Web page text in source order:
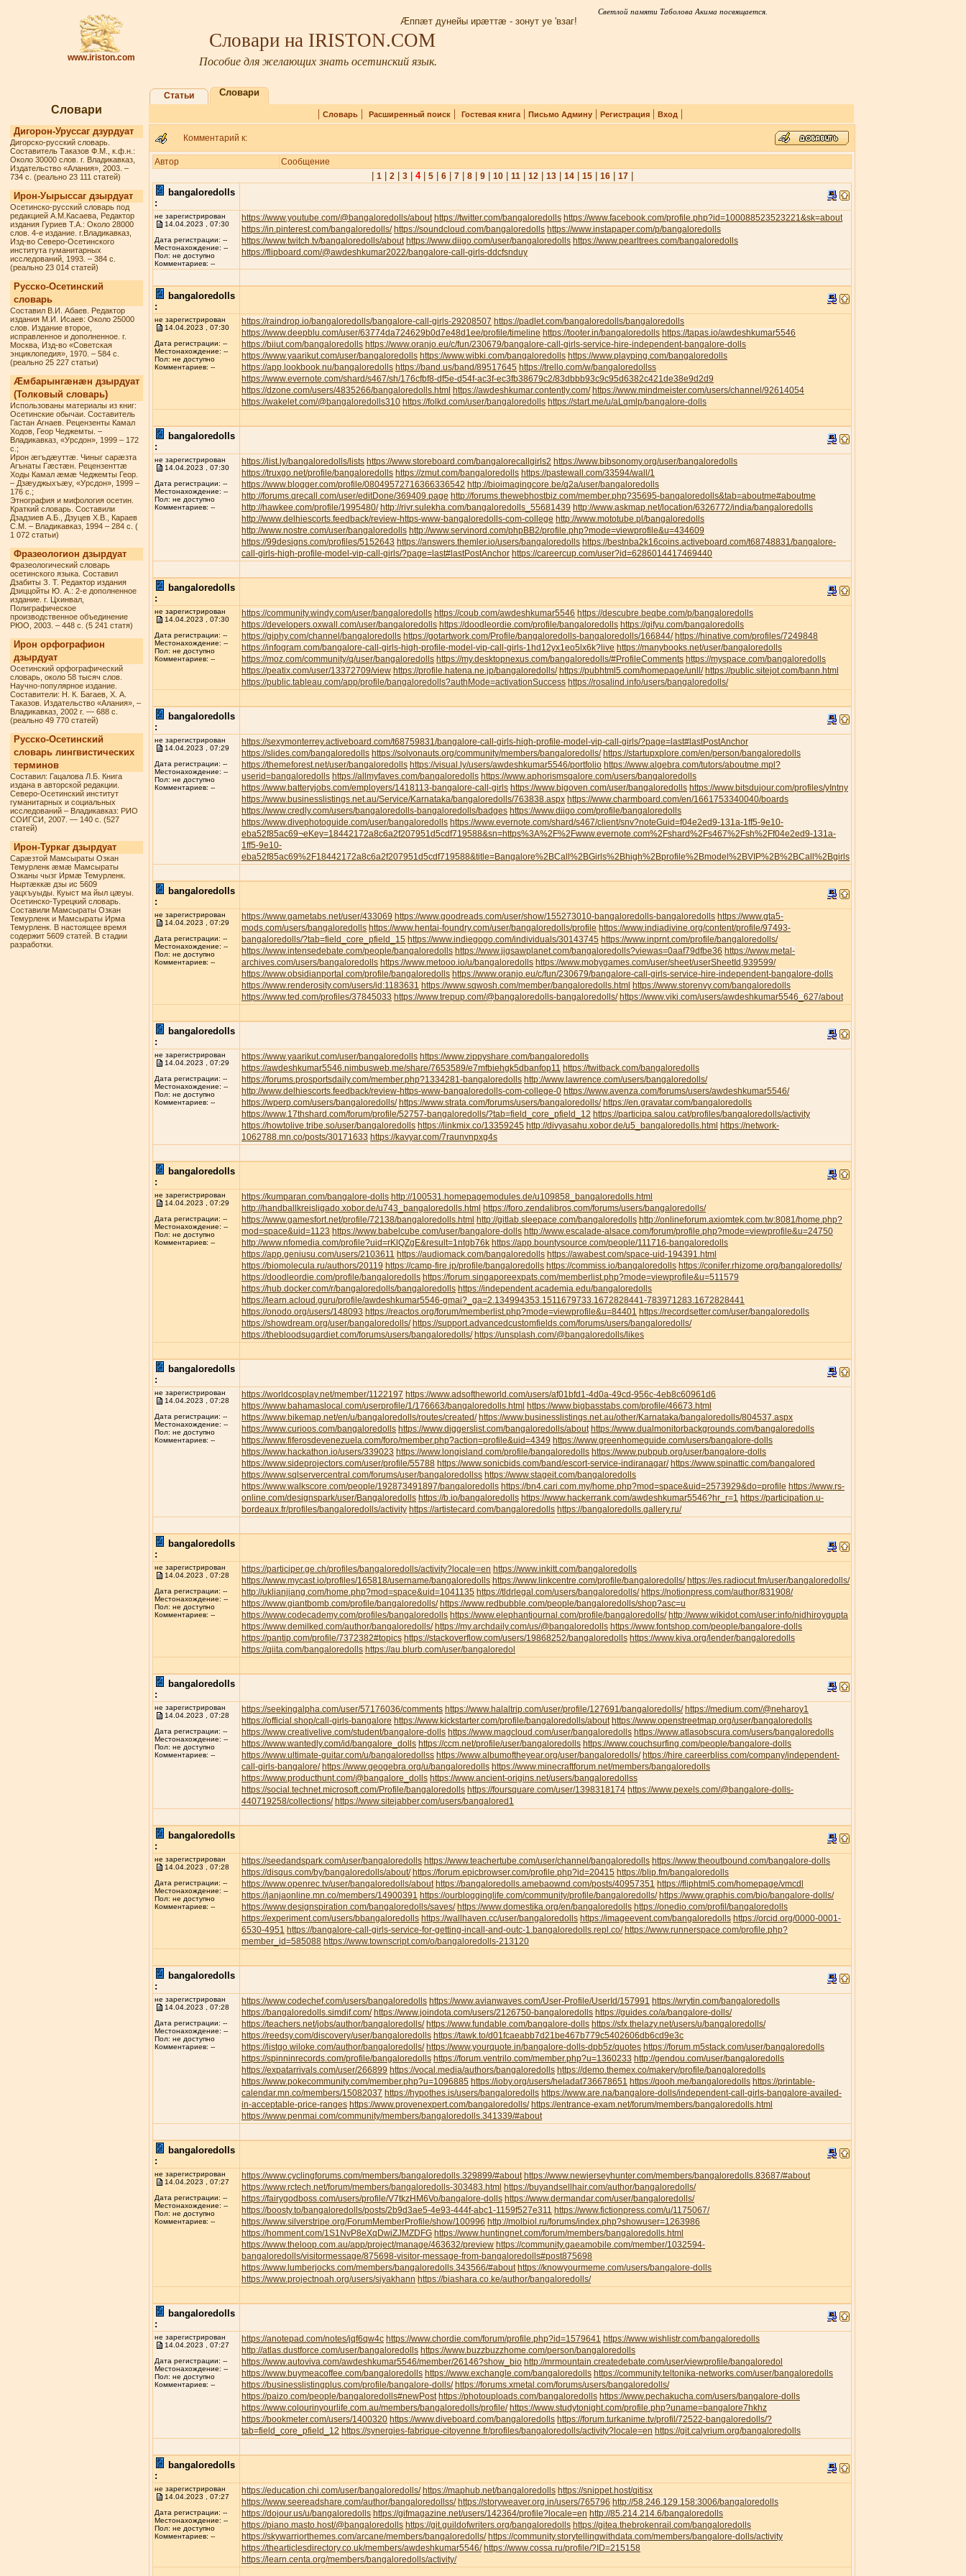
www.iriston.com
Светлой памяти Таболова Акима посвящается.
Æппæт дунейы ирæттæ - зонут уе 'взаг!
Словари на IRISTON.COM
Пособие для желающих знать осетинский язык.
Словари
Дигорон-Уруссаг дзурдуат
Дигорско-русский словарь.
Составитель Таказов Ф.М., к.ф.н.:
Около 30000 слов. г. Владикавказ,
Издательство «Алания», 2003. –
734 с. (реально 23 111 статей)
Ирон-Уырыссаг дзырдуат
Осетинско-русский словарь под
редакцией А.М.Касаева, Редактор
издания Гуриев Т.А.: Около 28000
слов. 4-е издание. г.Владикавказ,
Изд-во Северо-Осетинского
института гуманитарных
исследований, 1993. – 384 с.
(реально 23 014 статей)
Русско-Осетинский
словарь
Составил В.И. Абаев. Редактор
издания М.И. Исаев: Около 25000
слов. Издание второе,
исправленное и дополненное. г.
Москва, Изд-во «Советская
энциклопедия», 1970. – 584 с.
(реально 25 227 статьи)
Æмбарынгæнæн дзырдуат
(Толковый словарь)
Использованы материалы из книг:
Осетинские обычаи. Составитель
Гастан Агнаев. Рецензенты Камал
Ходов, Геор Чеджемты. –
Владикавказ, «Урсдон», 1999 – 172
с.;
Ирон æгъдæуттæ. Чиныг сарæзта
Агънаты Гæстæн. Рецензенттæ
Ходы Камал æмæ Чеджемты Геор.
– Дзæуджыхъæу, «Урсдон», 1999 –
176 с.;
Этнография и мифология осетин.
Краткий словарь. Составили
Дзадзиев А.Б., Дзуцев Х.В., Караев
С.М. – Владикавказ, 1994 – 284 с. (
1 072 статьи)
Фразеологион дзырдуат
Фразеологический словарь
осетинского языка. Составил
Дзабиты З. Т. Редактор издания
Дзиццойты Ю. А.: 2-е дополненное
издание. г. Цхинвал,
Полиграфическое
производственное объединение
РЮО, 2003. – 448 с. (5 241 статя)
Ирон орфографион
дзырдуат
Осетинский орфографический
словарь, около 58 тысяч слов.
Научно-популярное издание.
Составители: Н. К. Багаев, Х. А.
Таказов. Издательство «Алания», –
Владикавказ, 2002 г. — 688 с.
(реально 49 770 статей)
Русско-Осетинский
словарь лингвистических
терминов
Составил: Гацалова Л.Б. Книга
издана в авторской редакции.
Северо-Осетинский институт
гуманитарных и социальных
исследований – Владикавказ: РИО
СОИГСИ, 2007. — 140 с. (527
статей)
Ирон-Туркаг дзырдуат
Сарæзтой Мамсыраты Озкан
Темурленк æмæ Мамсыраты
Озканы чызг Ирмæ Темурленк.
Ныртæккæ дзы ис 5609
уацхъуыды. Куыст ма йыл цæуы.
Осетинско-Турецкий словарь.
Составили Мамсыраты Озкан
Темурленк и Мамсыраты Ирма
Темурленк. В настоящее время
содержит 5609 статей. В стадии
разработки.
Статьи Словари
| Словарь| Расширенный поиск| Гостевая книга| Письмо Админу| Регистрация| Вход |
Комментарий к:
Автор Сообщение
1| 2| 3| 4| 5| 6| 7| 8| 9| 10| 11| 12| 13| 14| 15| 16| 17|
bangaloredolls
:
не зарегистрирован
14.04.2023 , 07:30
Дата регистрации: --
Местонахождение: --
Пол: не доступно
Комментариев: --
https://www.youtube.com/@bangaloredolls/about https://twitter.com/bangaloredolls https://www.facebook.com/profile.php?id=100088523523221&sk=about
https://in.pinterest.com/bangaloredolls/ https://soundcloud.com/bangaloredolls https://www.instapaper.com/p/bangaloredolls
https://www.twitch.tv/bangaloredolls/about https://www.diigo.com/user/bangaloredolls https://www.pearltrees.com/bangaloredolls
https://flipboard.com/@awdeshkumar2022/bangalore-call-girls-ddcfsnduy
bangaloredolls
:
не зарегистрирован
14.04.2023 , 07:30
Дата регистрации: --
Местонахождение: --
Пол: не доступно
Комментариев: --
https://raindrop.io/bangaloredolls/bangalore-call-girls-29208507 https://padlet.com/bangaloredolls/bangaloredolls
https://www.deepblu.com/user/63774da724629b0d7e48d1ee/profile/timeline https://tooter.in/bangaloredolls https://tapas.io/awdeshkumar5546
https://biiut.com/bangaloredolls https://www.oranjo.eu/c/fun/230679/bangalore-call-girls-service-hire-independent-bangalore-dolls
https://www.yaarikut.com/user/bangaloredolls https://www.wibki.com/bangaloredolls https://www.playping.com/bangaloredolls
https://app.lookbook.nu/bangaloredolls https://band.us/band/89517645 https://trello.com/w/bangaloredollss
https://www.evernote.com/shard/s467/sh/176cfbf8-df5e-d54f-ac3f-ec3fb38679c2/83dbbb93c9c95d6382c421de38e9d2d9
https://dzone.com/users/4835266/bangaloredolls.html https://awdeshkumar.contently.com/ https://www.mindmeister.com/users/channel/92614054
https://wakelet.com/@bangaloredolls310 https://folkd.com/user/bangaloredolls https://start.me/u/aLqmlp/bangalore-dolls
bangaloredolls
:
не зарегистрирован
14.04.2023 , 07:30
Дата регистрации: --
Местонахождение: --
Пол: не доступно
Комментариев: --
https://list.ly/bangaloredolls/lists https://www.storeboard.com/bangalorecallgirls2 https://www.bibsonomy.org/user/bangaloredolls
https://truxgo.net/profile/bangaloredolls https://zmut.com/bangaloredolls https://pastewall.com/33594/wall/1
https://www.blogger.com/profile/08049572716366336542 http://bioimagingcore.be/q2a/user/bangaloredolls
http://forums.qrecall.com/user/editDone/369409.page http://forums.thewebhostbiz.com/member.php?35695-bangaloredolls&tab=aboutme#aboutme
http://hawkee.com/profile/1995480/ http://rivr.sulekha.com/bangaloredolls_55681439 http://www.askmap.net/location/6326772/india/bangaloredolls
http://www.delhiescorts.feedback/review-https-www-bangaloredolls-com-college http://www.mototube.pl/bangaloredolls
http://www.nostre.com/user/bangaloredolls http://www.servinord.com/phpBB2/profile.php?mode=viewprofile&u=434609
https://99designs.com/profiles/5152643 https://answers.themler.io/users/bangaloredolls https://bestnba2k16coins.activeboard.com/t68748831/bangalore-
call-girls-high-profile-model-vip-call-girls/?page=last#lastPostAnchor https://careercup.com/user?id=6286014417469440
bangaloredolls
:
не зарегистрирован
14.04.2023 , 07:30
Дата регистрации: --
Местонахождение: --
Пол: не доступно
Комментариев: --
https://community.windy.com/user/bangaloredolls https://coub.com/awdeshkumar5546 https://descubre.beqbe.com/p/bangaloredolls
https://developers.oxwall.com/user/bangaloredolls https://doodleordie.com/profile/bangaloredolls https://gifyu.com/bangaloredolls
https://giphy.com/channel/bangaloredolls https://gotartwork.com/Profile/bangaloredolls-bangaloredolls/166844/ https://hinative.com/profiles/7249848
https://infogram.com/bangalore-call-girls-high-profile-model-vip-call-girls-1hd12yx1eo5lx6k?live https://manybooks.net/user/bangaloredolls
https://moz.com/community/q/user/bangaloredolls https://my.desktopnexus.com/bangaloredolls/#ProfileComments https://myspace.com/bangaloredolls
https://peatix.com/user/13372709/view https://profile.hatena.ne.jp/bangaloredolls/ https://pubhtml5.com/homepage/unll/ https://public.sitejot.com/bann.html
https://public.tableau.com/app/profile/bangaloredolls?authMode=activationSuccess https://rosalind.info/users/bangaloredolls/
bangaloredolls
:
не зарегистрирован
14.04.2023 , 07:29
Дата регистрации: --
Местонахождение: --
Пол: не доступно
Комментариев: --
https://sexymonterrey.activeboard.com/t68759831/bangalore-call-girls-high-profile-model-vip-call-girls/?page=last#lastPostAnchor
https://slides.com/bangaloredolls https://solvonauts.org/community/members/bangaloredolls/ https://startupxplore.com/en/person/bangaloredolls
https://themeforest.net/user/bangaloredolls https://visual.ly/users/awdeshkumar5546/portfolio https://www.algebra.com/tutors/aboutme.mpl?
userid=bangaloredolls https://allmyfaves.com/bangaloredolls https://www.aphorismsgalore.com/users/bangaloredolls
https://www.batteryjobs.com/employers/1418113-bangalore-call-girls https://www.bigoven.com/user/bangaloredolls https://www.bitsdujour.com/profiles/yIntny
https://www.businesslistings.net.au/Service/Karnataka/bangaloredolls/763838.aspx https://www.charmboard.com/en/1661753340040/boards
https://www.credly.com/users/bangaloredolls-bangaloredolls/badges https://www.diigo.com/profile/bangaloredolls
https://www.divephotoguide.com/user/bangaloredolls https://www.evernote.com/shard/s467/client/snv?noteGuid=f04e2ed9-131a-1ff5-9e10-
eba52f85ac69¬eKey=18442172a8c6a2f207951d5cdf719588&sn=https%3A%2F%2Fwww.evernote.com%2Fshard%2Fs467%2Fsh%2Ff04e2ed9-131a-
1ff5-9e10-
eba52f85ac69%2F18442172a8c6a2f207951d5cdf719588&title=Bangalore%2BCall%2BGirls%2Bhigh%2Bprofile%2Bmodel%2BVIP%2B%2BCall%2Bgirls
bangaloredolls
:
не зарегистрирован
14.04.2023 , 07:29
Дата регистрации: --
Местонахождение: --
Пол: не доступно
Комментариев: --
https://www.gametabs.net/user/433069 https://www.goodreads.com/user/show/155273010-bangaloredolls-bangaloredolls https://www.gta5-
mods.com/users/bangaloredolls https://www.hentai-foundry.com/user/bangaloredolls/profile https://www.indiadivine.org/content/profile/97493-
bangaloredolls/?tab=field_core_pfield_15 https://www.indiegogo.com/individuals/30143745 https://www.inprnt.com/profile/bangaloredolls/
https://www.intensedebate.com/people/bangaloredolls https://www.jigsawplanet.com/bangaloredolls?viewas=0aaf79dfbe36 https://www.metal-
archives.com/users/bangaloredolls https://www.metooo.io/u/bangaloredolls https://www.mobygames.com/user/sheet/userSheetId,939599/
https://www.obsidianportal.com/profile/bangaloredolls https://www.oranjo.eu/c/fun/230679/bangalore-call-girls-service-hire-independent-bangalore-dolls
https://www.renderosity.com/users/id:1183631 https://www.sqwosh.com/member/bangaloredolls.html https://www.storenvy.com/bangaloredolls
https://www.ted.com/profiles/37845033 https://www.trepup.com/@bangaloredolls-bangaloredolls/ https://www.viki.com/users/awdeshkumar5546_627/about
bangaloredolls
:
не зарегистрирован
14.04.2023 , 07:29
Дата регистрации: --
Местонахождение: --
Пол: не доступно
Комментариев: --
https://www.yaarikut.com/user/bangaloredolls https://www.zippyshare.com/bangaloredolls
https://awdeshkumar5546.nimbusweb.me/share/7653589/e7mfbiehgk5dbanfop11 https://twitback.com/bangaloredolls
https://forums.prosportsdaily.com/member.php?1334281-bangaloredolls http://www.lawrence.com/users/bangaloredolls/
http://www.delhiescorts.feedback/review-https-www-bangaloredolls-com-college-0 https://www.avenza.com/forums/users/awdeshkumar5546/
https://wperp.com/users/bangaloredolls/ https://www.strata.com/forums/users/bangaloredolls/ https://en.gravatar.com/bangaloredolls
https://www.17thshard.com/forum/profile/52757-bangaloredolls/?tab=field_core_pfield_12 https://participa.salou.cat/profiles/bangaloredolls/activity
https://howtolive.tribe.so/user/bangaloredolls https://linkmix.co/13359245 http://divyasahu.xobor.de/u5_bangaloredolls.html https://network-
1062788.mn.co/posts/30171633 https://kavyar.com/7raunvnpxg4s
bangaloredolls
:
не зарегистрирован
14.04.2023 , 07:29
Дата регистрации: --
Местонахождение: --
Пол: не доступно
Комментариев: --
https://kumparan.com/bangalore-dolls http://100531.homepagemodules.de/u109858_bangaloredolls.html
http://handballkreisligado.xobor.de/u743_bangaloredolls.html https://foro.zendalibros.com/forums/users/bangaloredolls/
https://www.gamesfort.net/profile/72138/bangaloredolls.html http://gitlab.sleepace.com/bangaloredolls http://onlineforum.axiomtek.com.tw:8081/home.php?
mod=space&uid=1123 https://www.babelcube.com/user/bangalore-dolls http://www.escalade-alsace.com/forum/profile.php?mode=viewprofile&u=24750
http://www.nfomedia.com/profile?uid=rKlQZgE&result=1ntgb76k https://app.bountysource.com/people/111716-bangaloredolls
https://app.geniusu.com/users/2103611 https://audiomack.com/bangaloredolls https://awabest.com/space-uid-194391.html
https://biomolecula.ru/authors/20119 https://camp-fire.jp/profile/bangaloredolls https://commiss.io/bangaloredolls https://conifer.rhizome.org/bangaloredolls/
https://doodleordie.com/profile/bangaloredolls https://forum.singaporeexpats.com/memberlist.php?mode=viewprofile&u=511579
https://hub.docker.com/r/bangaloredolls/bangaloredolls https://independent.academia.edu/bangaloredolls
https://learn.acloud.guru/profile/awdeshkumar5546-gmai?_ga=2.134994353.1511679733.1672828441-783971283.1672828441
https://onodo.org/users/148093 https://reactos.org/forum/memberlist.php?mode=viewprofile&u=84401 https://recordsetter.com/user/bangaloredolls
https://showdream.org/user/bangaloredolls/ https://support.advancedcustomfields.com/forums/users/bangaloredolls/
https://thebloodsugardiet.com/forums/users/bangaloredolls/ https://unsplash.com/@bangaloredolls/likes
bangaloredolls
:
не зарегистрирован
14.04.2023 , 07:28
Дата регистрации: --
Местонахождение: --
Пол: не доступно
Комментариев: --
https://worldcosplay.net/member/1122197 https://www.adsoftheworld.com/users/af01bfd1-4d0a-49cd-956c-4eb8c60961d6
https://www.bahamaslocal.com/userprofile/1/176663/bangaloredolls.html https://www.bigbasstabs.com/profile/46673.html
https://www.bikemap.net/en/u/bangaloredolls/routes/created/ https://www.businesslistings.net.au/other/Karnataka/bangaloredolls/804537.aspx
https://www.curioos.com/bangaloredolls https://www.diggerslist.com/bangaloredolls/about https://www.dualmonitorbackgrounds.com/bangaloredolls
https://www.fiferosdevenezuela.com/foro/member.php?action=profile&uid=4349 https://www.greenhomeguide.com/users/bangalore-dolls
https://www.hackathon.io/users/339023 https://www.longisland.com/profile/bangaloredolls https://www.pubpub.org/user/bangalore-dolls
https://www.sideprojectors.com/user/profile/55788 https://www.sonicbids.com/band/escort-service-indiranagar/ https://www.spinattic.com/bangalored
https://www.sqlservercentral.com/forums/user/bangaloredollss https://www.stageit.com/bangaloredolls
https://www.walkscore.com/people/192873491897/bangaloredolls https://bn4.cari.com.my/home.php?mod=space&uid=2573929&do=profile https://www.rs-
online.com/designspark/user/Bangaloredolls https://b.io/bangaloredolls https://www.hackerrank.com/awdeshkumar5546?hr_r=1 https://participation.u-
bordeaux.fr/profiles/bangaloredolls/activity https://artistecard.com/bangaloredolls https://bangaloredolls.gallery.ru/
bangaloredolls
:
не зарегистрирован
14.04.2023 , 07:28
Дата регистрации: --
Местонахождение: --
Пол: не доступно
Комментариев: --
https://participer.ge.ch/profiles/bangaloredolls/activity?locale=en https://www.inkitt.com/bangaloredolls
https://www.mycast.io/profiles/165818/username/bangaloredolls https://www.linkcentre.com/profile/bangaloredolls/ https://es.radiocut.fm/user/bangaloredolls/
http://uklianjiang.com/home.php?mod=space&uid=1041135 https://tldrlegal.com/users/bangaloredolls/ https://notionpress.com/author/831908/
https://www.giantbomb.com/profile/bangaloredolls/ https://www.redbubble.com/people/bangaloredolls/shop?asc=u
https://www.codecademy.com/profiles/bangaloredolls https://www.elephantjournal.com/profile/bangaloredolls/ http://www.wikidot.com/user:info/nidhiroygupta
https://www.demilked.com/author/bangaloredolls/ https://my.archdaily.com/us/@bangaloredolls https://www.fontshop.com/people/bangalore-dolls
https://pantip.com/profile/7372382#topics https://stackoverflow.com/users/19868252/bangaloredolls https://www.kiva.org/lender/bangaloredolls
https://qiita.com/bangaloredolls https://au.blurb.com/user/bangaloredol
bangaloredolls
:
не зарегистрирован
14.04.2023 , 07:28
Дата регистрации: --
Местонахождение: --
Пол: не доступно
Комментариев: --
https://seekingalpha.com/user/57176036/comments https://www.halaltrip.com/user/profile/127691/bangaloredolls/ https://medium.com/@neharoy1
https://official.shop/call-girls-bangalore https://www.kickstarter.com/profile/bangaloredolls/about https://www.openstreetmap.org/user/bangaloredolls
https://www.creativelive.com/student/bangalore-dolls https://www.magcloud.com/user/bangaloredolls https://www.atlasobscura.com/users/bangaloredolls
https://www.wantedly.com/id/bangalore_dolls https://ccm.net/profile/user/bangaloredolls https://www.couchsurfing.com/people/bangalore-dolls
https://www.ultimate-guitar.com/u/bangaloredollss https://www.albumoftheyear.org/user/bangaloredolls/ https://hire.careerbliss.com/company/independent-
call-girls-bangalore/ https://www.geogebra.org/u/bangaloredolls https://www.minecraftforum.net/members/bangaloredolls
https://www.producthunt.com/@bangalore_dolls https://www.ancient-origins.net/users/bangaloredollss
https://social.technet.microsoft.com/Profile/bangaloredolls https://foursquare.com/user/1398318174 https://www.pexels.com/@bangalore-dolls-
440719258/collections/ https://www.sitejabber.com/users/bangalored1
bangaloredolls
:
не зарегистрирован
14.04.2023 , 07:28
Дата регистрации: --
Местонахождение: --
Пол: не доступно
Комментариев: --
https://seedandspark.com/user/bangaloredolls https://www.teachertube.com/user/channel/bangaloredolls https://www.theoutbound.com/bangalore-dolls
https://disqus.com/by/bangaloredolls/about/ https://forum.epicbrowser.com/profile.php?id=20415 https://blip.fm/bangaloredolls
https://www.openrec.tv/user/bangaloredolls/about https://bangaloredolls.amebaownd.com/posts/40957351 https://fliphtml5.com/homepage/vmcdl
https://janjaonline.mn.co/members/14900391 https://ourblogginglife.com/community/profile/bangaloredolls/ https://www.graphis.com/bio/bangalore-dolls/
https://www.designspiration.com/bangaloredolls/saves/ https://www.domestika.org/en/bangaloredolls https://onedio.com/profil/bangaloredolls
https://experiment.com/users/bbangaloredolls https://wallhaven.cc/user/bangaloredolls https://imageevent.com/bangaloredolls https://orcid.org/0000-0001-
6530-4951 https://bangalore-call-girls-service-for-getting-incall-and-outc-1.bangaloredolls.repl.co/ https://www.runnerspace.com/profile.php?
member_id=585088 https://www.townscript.com/o/bangaloredolls-213120
bangaloredolls
:
не зарегистрирован
14.04.2023 , 07:28
Дата регистрации: --
Местонахождение: --
Пол: не доступно
Комментариев: --
https://www.codechef.com/users/bangaloredolls https://www.avianwaves.com/User-Profile/UserId/157991 https://wrytin.com/bangaloredolls
https://bangaloredolls.simdif.com/ https://www.joindota.com/users/2126750-bangaloredolls https://guides.co/a/bangalore-dolls/
https://teachers.net/jobs/author/bangaloredolls/ https://www.fundable.com/bangalore-dolls https://sfx.thelazy.net/users/u/bangaloredolls/
https://reedsy.com/discovery/user/bangaloredolls https://tawk.to/d01fcaeabb7d21be467b779c5402606db6cd9e3c
https://listgo.wiloke.com/author/bangaloredolls/ https://www.yourquote.in/bangalore-dolls-dpb5z/quotes https://forum.m5stack.com/user/bangaloredolls
https://spinninrecords.com/profile/bangaloredolls https://forum.ventrilo.com/member.php?u=1360233 http://gendou.com/user/bangaloredolls
https://expatarrivals.com/user/266899 https://vocal.media/authors/bangaloredolls https://demo.themex.co/makery/profile/bangaloredolls
https://www.pokecommunity.com/member.php?u=1096885 https://ioby.org/users/heladat736678651 https://qooh.me/bangaloredolls https://printable-
calendar.mn.co/members/15082037 https://hypothes.is/users/bangaloredolls https://www.are.na/bangalore-dolls/independent-call-girls-bangalore-availed-
in-acceptable-price-ranges https://www.provenexpert.com/bangaloredolls/ https://entrance-exam.net/forum/members/bangaloredolls.html
https://www.penmai.com/community/members/bangaloredolls.341339/#about
bangaloredolls
:
не зарегистрирован
14.04.2023 , 07:27
Дата регистрации: --
Местонахождение: --
Пол: не доступно
Комментариев: --
https://www.cyclingforums.com/members/bangaloredolls.329899/#about https://www.newjerseyhunter.com/members/bangaloredolls.83687/#about
https://www.rctech.net/forum/members/bangaloredolls-303483.html https://buyandsellhair.com/author/bangaloredolls/
https://fairygodboss.com/users/profile/V7tkzHM6Vo/bangalore-dolls https://www.dermandar.com/user/bangaloredolls/
https://boosty.to/bangaloredolls/posts/2b9d3ae5-4e93-444f-abc1-1159f527e311 https://www.fictionpress.com/u/1175067/
https://www.silverstripe.org/ForumMemberProfile/show/100996 http://molbiol.ru/forums/index.php?showuser=1263986
https://homment.com/1S1NvP8eXqDwiZJMZDFG https://www.huntingnet.com/forum/members/bangaloredolls.html
https://www.theloop.com.au/app/project/manage/463632/preview https://community.gaeamobile.com/member/1032594-
bangaloredolls/visitormessage/875698-visitor-message-from-bangaloredolls#post875698
https://www.lumberjocks.com/members/bangaloredolls.343566/#about https://knowyourmeme.com/users/bangalore-dolls
https://www.projectnoah.org/users/siyakhann https://biashara.co.ke/author/bangaloredolls/
bangaloredolls
:
не зарегистрирован
14.04.2023 , 07:27
Дата регистрации: --
Местонахождение: --
Пол: не доступно
Комментариев: --
https://anotepad.com/notes/jqf6qw4c https://www.chordie.com/forum/profile.php?id=1579641 https://www.wishlistr.com/bangaloredolls
http://atlas.dustforce.com/user/bangaloredolls https://www.buzzbuzzhome.com/person/bangaloredolls
https://www.autoviva.com/awdeshkumar5546/member/26146?show_bio http://mrmountain.createdebate.com/user/viewprofile/bangaloredol
https://www.buymeacoffee.com/bangaloredolls https://www.exchangle.com/bangaloredolls https://community.teltonika-networks.com/user/bangaloredolls
https://businesslistingplus.com/profile/bangalore-dolls/ https://forums.xmetal.com/forums/users/bangaloredolls/
https://paizo.com/people/bangaloredolls#newPost https://photouploads.com/bangaloredolls https://www.pechakucha.com/users/bangalore-dolls
https://www.colourinyourlife.com.au/members/bangaloredolls/profile/ https://www.studytonight.com/profile.php?uname=bangalore7hkhz
https://bookmeter.com/users/1400320 https://www.diveboard.com/bangaloredolls https://forum.turkanime.tv/profil/72522-bangaloredolls/?
tab=field_core_pfield_12 https://synergies-fabrique-citoyenne.fr/profiles/bangaloredolls/activity?locale=en https://git.calyrium.org/bangaloredolls
bangaloredolls
:
не зарегистрирован
14.04.2023 , 07:27
Дата регистрации: --
Местонахождение: --
Пол: не доступно
Комментариев: --
https://education.chi.com/user/bangaloredolls/ https://maphub.net/bangaloredolls https://snippet.host/qitisx
https://www.seereadshare.com/author/bangaloredollss/ https://storyweaver.org.in/users/765796 http://58.246.129.158:3006/bangaloredolls
https://dojour.us/u/bangaloredolls https://gifmagazine.net/users/142364/profile?locale=en http://85.214.214.6/bangaloredolls
https://piano.masto.host/@bangaloredolls https://git.guildofwriters.org/bangaloredolls https://gitea.thebrokenrail.com/bangaloredolls
https://skywarriorthemes.com/arcane/members/bangaloredolls/ https://community.storytellingwithdata.com/members/bangalore-dolls/activity
https://thearticlesdirectory.co.uk/members/awdeshkumar5546/ https://www.cossa.ru/profile/?ID=215158
https://learn.centa.org/members/bangaloredolls/activity/